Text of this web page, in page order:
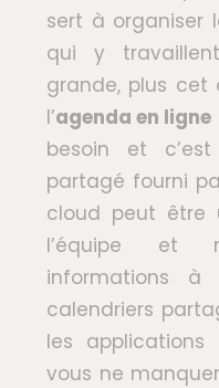
sert à organiser
qui y
grande, plus cet
l’agenda en ligne
besoin et
partagé fourni
cloud peut être
l’équipe et
informations
calendriers
les
vous ne